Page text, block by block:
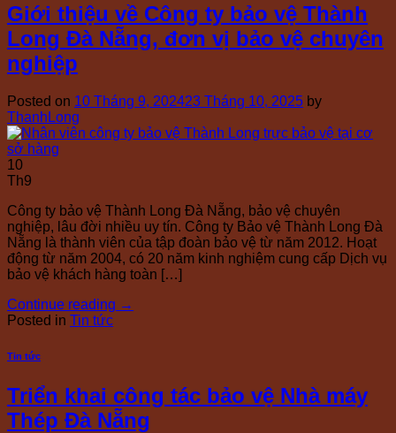
Giới thiệu về Công ty bảo vệ Thành
Long Đà Nẵng, đơn vị bảo vệ chuyên
nghiệp
Posted on 10 Tháng 9, 202423 Tháng 10, 2025 by
ThanhLong
10
Th9
Công ty bảo vệ Thành Long Đà Nẵng, bảo vệ chuyên
nghiệp, lâu đời nhiều uy tín. Công ty Bảo vệ Thành Long Đà
Nẵng là thành viên của tập đoàn bảo vệ từ năm 2012. Hoạt
động từ năm 2004, có 20 năm kinh nghiệm cung cấp Dịch vụ
bảo vệ khách hàng toàn […]
Continue reading →
Posted in Tin tức
Tin tức
Triển khai công tác bảo vệ Nhà máy
Thép Đà Nẵng